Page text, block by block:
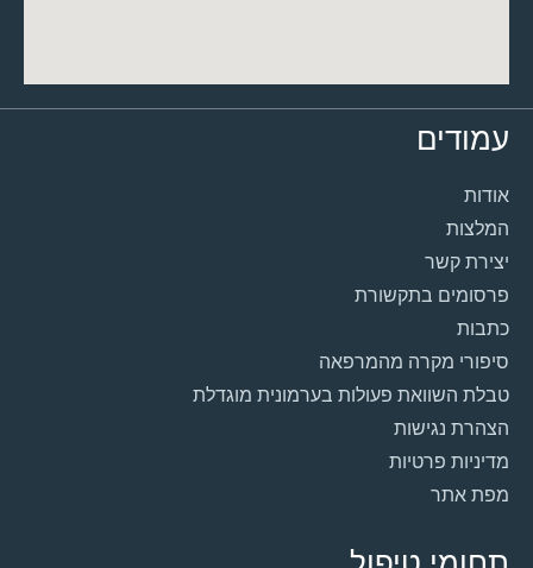
עמודים
אודות
המלצות
יצירת קשר
פרסומים בתקשורת
כתבות
סיפורי מקרה מהמרפאה
טבלת השוואת פעולות בערמונית מוגדלת
הצהרת נגישות
מדיניות פרטיות
מפת אתר